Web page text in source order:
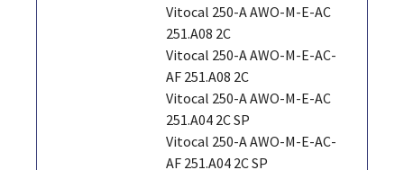
Vitocal 250-A AWO-M-E-AC
251.A08 2C
Vitocal 250-A AWO-M-E-AC-
AF 251.A08 2C
Vitocal 250-A AWO-M-E-AC
251.A04 2C SP
Vitocal 250-A AWO-M-E-AC-
AF 251.A04 2C SP